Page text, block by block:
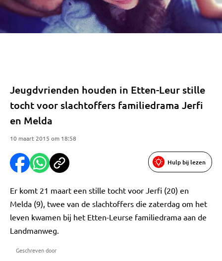
Jeugdvrienden houden in Etten-Leur stille
tocht voor slachtoffers familiedrama Jerfi
en Melda
10 maart 2015 om 18:58
Hulp bij lezen
Er komt 21 maart een stille tocht voor Jerfi (20) en
Melda (9), twee van de slachtoffers die zaterdag om het
leven kwamen bij het Etten-Leurse familiedrama aan de
Landmanweg.
Geschreven door